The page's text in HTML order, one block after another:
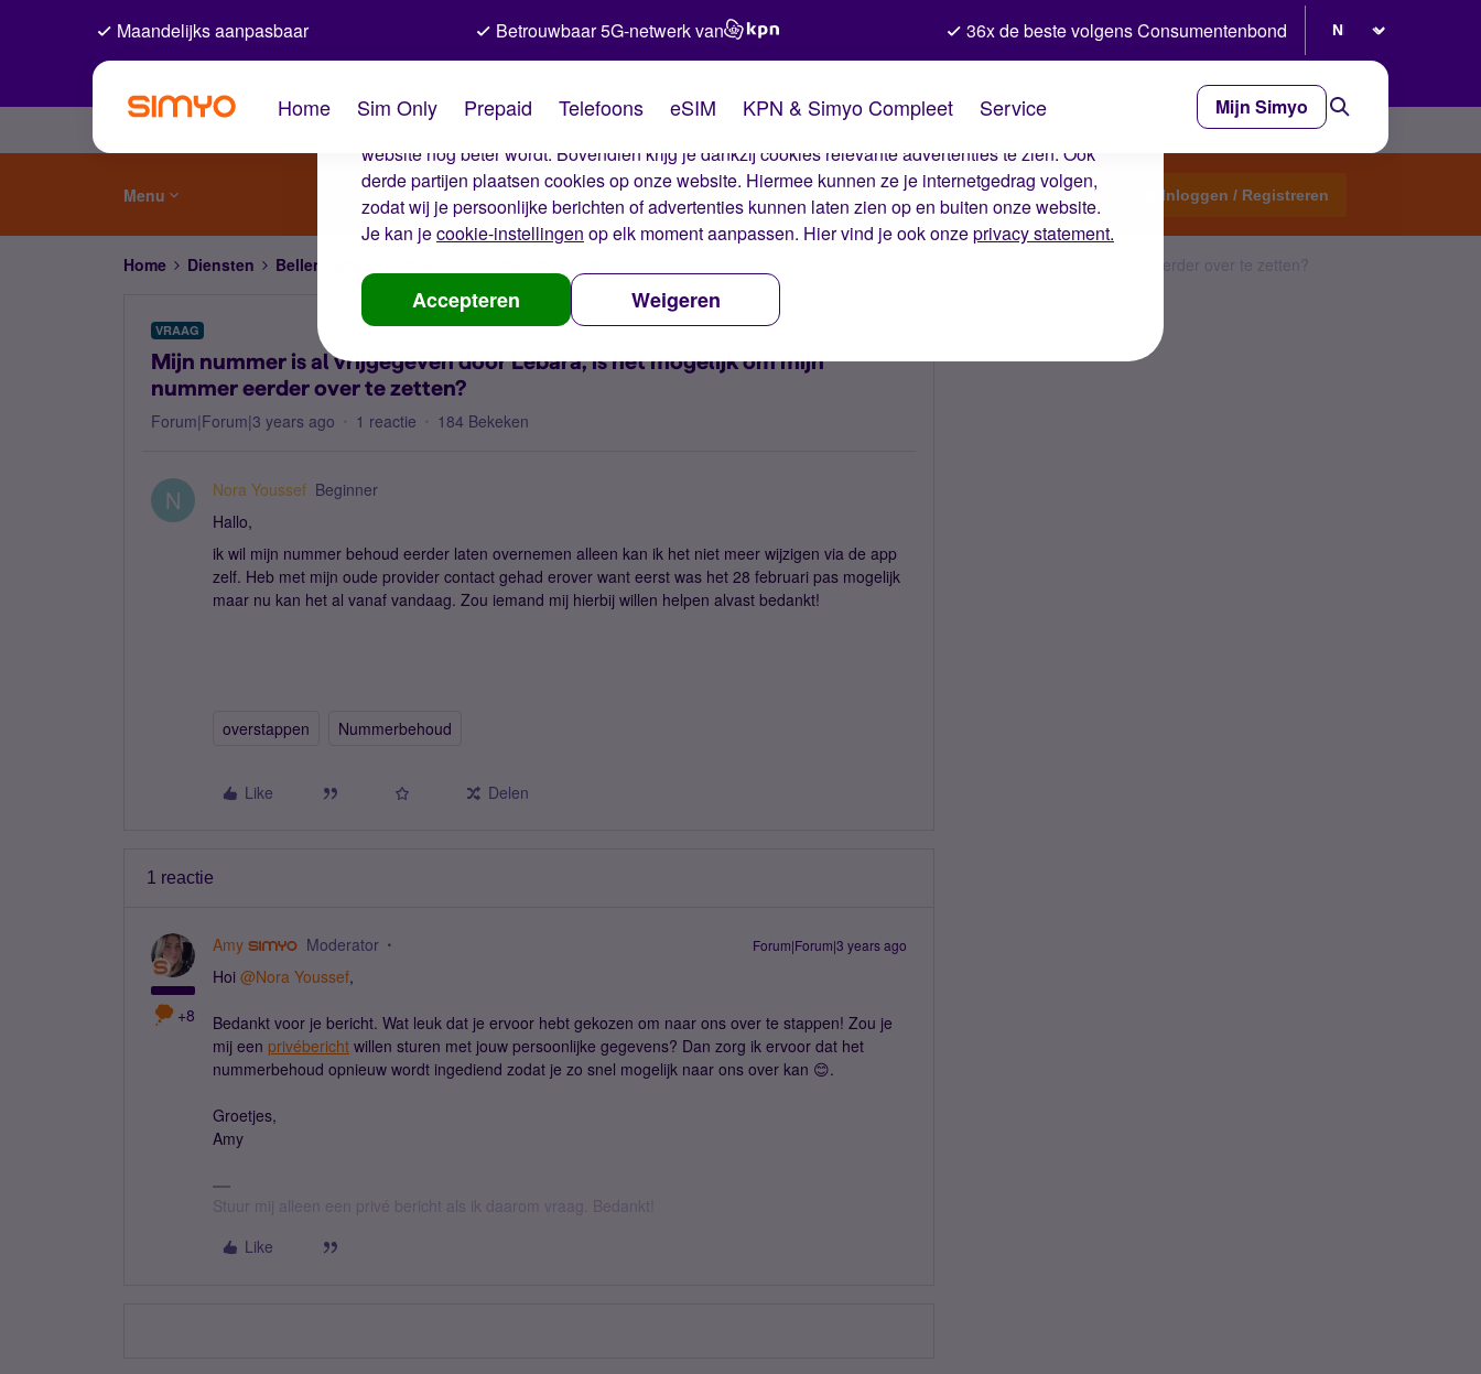
De cookies van Simyo
Wij gebruiken cookies op onze website. Met deze cookies zorgen wij ervoor dat je ervaring op de
website nog beter wordt. Bovendien krijg je dankzij cookies relevante advertenties te zien. Ook
derde partijen plaatsen cookies op onze website. Hiermee kunnen ze je internetgedrag volgen,
zodat wij je persoonlijke berichten of advertenties kunnen laten zien op en buiten onze website.
Je kan jecookie-instellingen op elk moment aanpassen. Hier vind je ook onzeprivacy statement.
Accepteren Weigeren
Maandelijks aanpasbaar Betrouwbaar 5G-netwerk van 36x de beste volgens Consumentenbond
Home Sim Only Prepaid Telefoons eSIM KPN & Simyo Compleet Service Mijn Simyo
Menu Start een topic Inloggen / Registreren
Home Diensten Bellen, sms'en, netwerk en nummerbehoud Mijn nummer is al vrijgegeven door Lebara, is het mogelijk om mijn nummer eerder over te zetten?
VRAAG
Mijn nummer is al vrijgegeven door Lebara, is het mogelijk om mijn
nummer eerder over te zetten?
Forum|Forum|3 years ago 1 reactie 184 Bekeken
N Nora Youssef Beginner
Hallo,
ik wil mijn nummer behoud eerder laten overnemen alleen kan ik het niet meer wijzigen via de app
zelf. Heb met mijn oude provider contact gehad erover want eerst was het 28 februari pas mogelijk
maar nu kan het al vanaf vandaag. Zou iemand mij hierbij willen helpen alvast bedankt!
overstappen Nummerbehoud
Like Delen
1 reactie
+8
Amy Moderator Forum|Forum|3 years ago
Hoi @Nora Youssef,
Bedankt voor je bericht. Wat leuk dat je ervoor hebt gekozen om naar ons over te stappen! Zou je
mij een privébericht willen sturen met jouw persoonlijke gegevens? Dan zorg ik ervoor dat het
nummerbehoud opnieuw wordt ingediend zodat je zo snel mogelijk naar ons over kan 😊.
Groetjes,
Amy
Stuur mij alleen een privé bericht als ik daarom vraag. Bedankt!
Like